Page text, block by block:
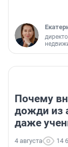
Почему
дожди из
даже
4 августа 14